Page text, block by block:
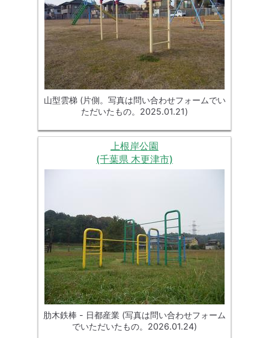
山型雲梯 (片側。写真は問い合わせフォームでい
ただいたもの。2025.01.21)
上根岸公園
(千葉県 木更津市)
肋木鉄棒 - 日都産業 (写真は問い合わせフォーム
でいただいたもの。2026.01.24)